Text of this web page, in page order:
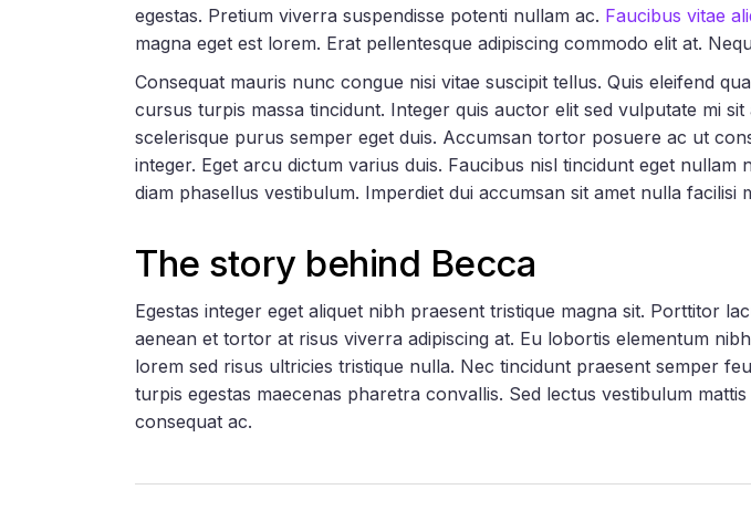
egestas. Pretium viverra suspendisse potenti nullam ac. Faucibus vitae
magna eget est lorem. Erat pellentesque adipiscing commodo elit at.
Consequat mauris nunc congue nisi vitae suscipit tellus. Quis eleifend
cursus turpis massa tincidunt. Integer quis auctor elit sed vulputate mi
scelerisque purus semper eget duis. Accumsan tortor posuere ac ut
integer. Eget arcu dictum varius duis. Faucibus nisl tincidunt eget
diam phasellus vestibulum. Imperdiet dui accumsan sit amet nulla facilisi
The story behind Becca
Egestas integer eget aliquet nibh praesent tristique magna sit. Porttitor
aenean et tortor at risus viverra adipiscing at. Eu lobortis elementum
lorem sed risus ultricies tristique nulla. Nec tincidunt praesent semper
turpis egestas maecenas pharetra convallis. Sed lectus vestibulum
consequat ac.